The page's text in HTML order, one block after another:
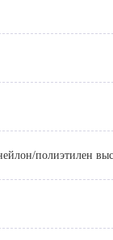
полиэтилен